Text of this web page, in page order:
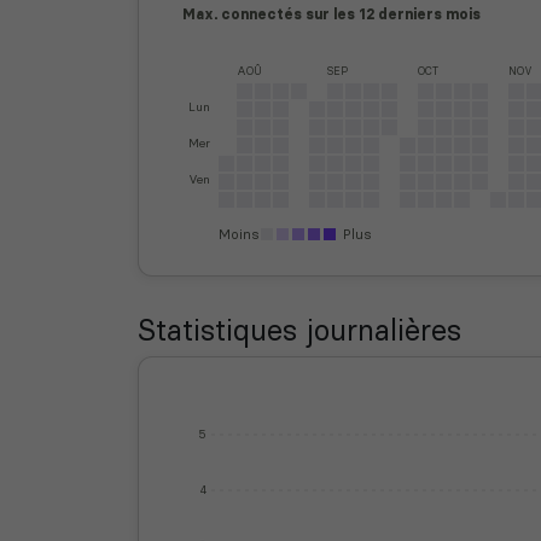
Max. connectés sur les 12 derniers mois
Lun
Mer
Ven
AOÛ SEP OCT NOV
Moins Plus
Statistiques journalières
4
5